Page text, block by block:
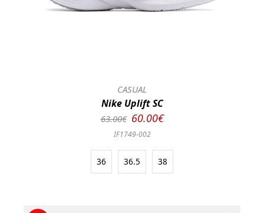
CASUAL
Nike Uplift SC
63.00€ 60.00€
IF1749-002
36 36.5 38